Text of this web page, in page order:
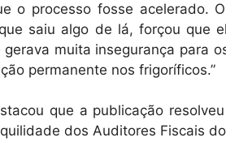
o processo fosse acelerado.
saiu algo de lá, forçou que
muita insegurança para
permanente nos frigoríficos.”
que a publicação
dos Auditores Fiscais